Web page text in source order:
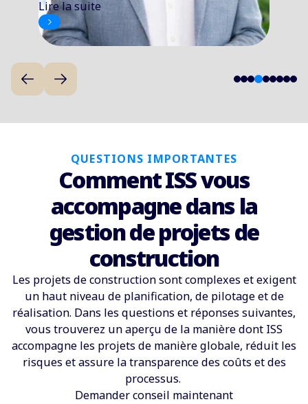
Lire la suite
123456789
QUESTIONS IMPORTANTES
Comment ISS vous
accompagne dans la
gestion de projets de
construction
Les projets de construction sont complexes et exigent
un haut niveau de planification, de pilotage et de
réalisation. Dans les questions et réponses suivantes,
vous trouverez un aperçu de la manière dont ISS
accompagne les projets de manière globale, réduit les
risques et assure la transparence des coûts et des
processus.
Demander conseil maintenant